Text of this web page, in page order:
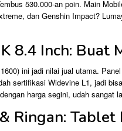
530.000-an poin. Main
dan Genshin Impact?
8.4 Inch: Buat
ini jadi nilai jual utama.
sertifikasi Widevine L1, jadi
harga segini, udah sangat
Ringan: Tablet